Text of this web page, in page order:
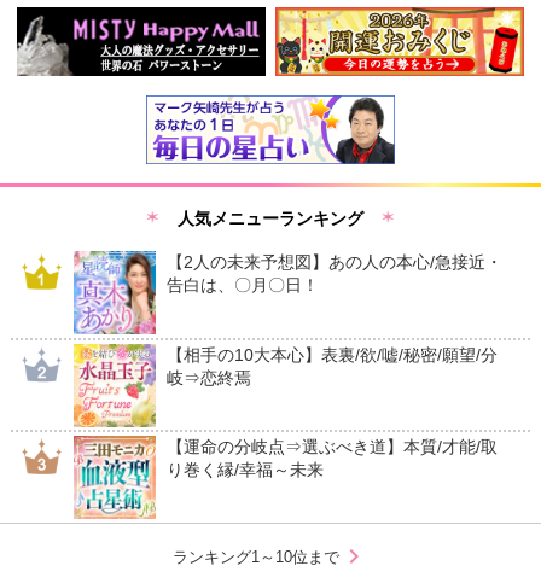
人気メニューランキング
【2人の未来予想図】あの人の本心/急接近・
告白は、〇月〇日！
【相手の10大本心】表裏/欲/嘘/秘密/願望/分
岐⇒恋終焉
【運命の分岐点⇒選ぶべき道】本質/才能/取
り巻く縁/幸福～未来
ランキング1～10位まで chevron_right